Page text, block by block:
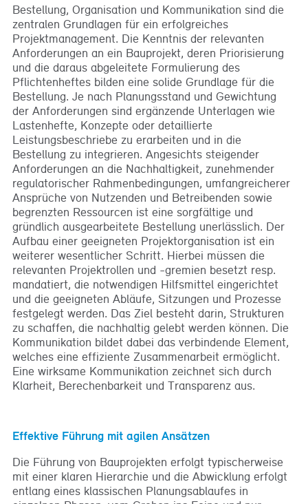
Bestellung, Organisation und Kommunikation sind die
zentralen Grundlagen für ein erfolgreiches
Projektmanagement. Die Kenntnis der relevanten
Anforderungen an ein Bauprojekt, deren Priorisierung
und die daraus abgeleitete Formulierung des
Pflichtenheftes bilden eine solide Grundlage für die
Bestellung. Je nach Planungsstand und Gewichtung
der Anforderungen sind ergänzende Unterlagen wie
Lastenhefte, Konzepte oder detaillierte
Leistungsbeschriebe zu erarbeiten und in die
Bestellung zu integrieren. Angesichts steigender
Anforderungen an die Nachhaltigkeit, zunehmender
regulatorischer Rahmenbedingungen, umfangreicherer
Ansprüche von Nutzenden und Betreibenden sowie
begrenzten Ressourcen ist eine sorgfältige und
gründlich ausgearbeitete Bestellung unerlässlich. Der
Aufbau einer geeigneten Projektorganisation ist ein
weiterer wesentlicher Schritt. Hierbei müssen die
relevanten Projektrollen und -gremien besetzt resp.
mandatiert, die notwendigen Hilfsmittel eingerichtet
und die geeigneten Abläufe, Sitzungen und Prozesse
festgelegt werden. Das Ziel besteht darin, Strukturen
zu schaffen, die nachhaltig gelebt werden können. Die
Kommunikation bildet dabei das verbindende Element,
welches eine effiziente Zusammenarbeit ermöglicht.
Eine wirksame Kommunikation zeichnet sich durch
Klarheit, Berechenbarkeit und Transparenz aus.
Effektive Führung mit agilen Ansätzen
Die Führung von Bauprojekten erfolgt typischerweise
mit einer klaren Hierarchie und die Abwicklung erfolgt
entlang eines klassischen Planungsablaufes in